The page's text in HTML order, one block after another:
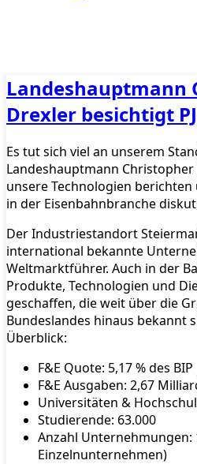
Landeshauptmann
Drexler besichtigt
Es tut sich viel an unserem
Landeshauptmann
unsere Technologien
in der Eisenbahnbranche
Der Industriestandort
international bekannte
Weltmarktführer. Auch in der
Produkte, Technologien und
geschaffen, die weit über die
Bundeslandes hinaus bekannt
Überblick:
F&E Quote: 5,17 % des BIP
F&E Ausgaben: 2,67
Universitäten &
Studierende: 63.000
Anzahl Unternehmungen:
Einzelnunternehmen)